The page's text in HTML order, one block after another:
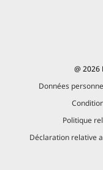
@ 2026
Données
Politique
Déclaration relative